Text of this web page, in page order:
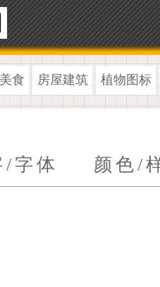
食 房屋建筑 植物图标
/字体 颜色/